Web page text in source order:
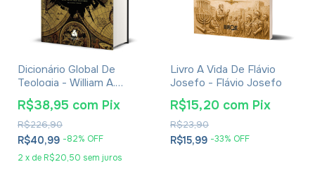
Dicionário Global De
Teologia - William A.
Dyrness
R$40,99 -82% OFF
2 x de R$20,50 sem juros
R$226,90
R$38,95 com Pix
Livro A Vida De Flávio
Josefo - Flávio Josefo
R$15,99 -33% OFF
R$23,90
R$15,20 com Pix